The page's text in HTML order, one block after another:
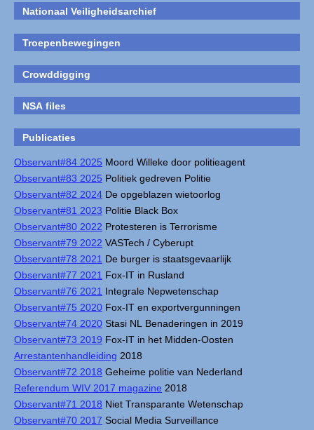
Nationaal Veiligheidsarchief
Troepenbewegingen
Crowddigging
NSA files
Publicaties
Observant#84 2025 Moord Willeke door politieagent
Observant#83 2025 Politiek gedreven Politie
Observant#82 2024 De opgeblazen wietoorlog
Observant#81 2023 Politie Black Box
Observant#80 2022 Protesteren is Terrorisme
Observant#79 2022 VASTech / Cyberupt
Observant#78 2021 De burger is staatsgevaarlijk
Observant#77 2021 Fox-IT in Rusland
Observant#76 2021 Integrale Nepwetenschap
Observant#75 2020 Fox-IT en exportvergunningen
Observant#74 2020 Stasi NL Benaderingen in 2019
Observant#73 2019 Fox-IT in het Midden-Oosten
Arrestantenhandleiding 2018
Observant#72 2018 Geheime politie van Nederland
Referendum WIV 2017 magazine 2018
Observant#71 2018 Niet Transparante Wetenschap
Observant#70 2017 Social Media Surveillance